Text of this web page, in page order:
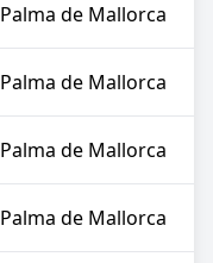
Palma de Mallorca
Palma de Mallorca
Palma de Mallorca
Palma de Mallorca